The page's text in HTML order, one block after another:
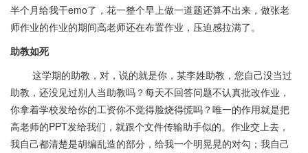
半个月给我干emo了，花一整个早上做一道题还算不出来，做张老
师作业的作业的期间高老师还在布置作业，压迫感拉满了。
助教如死
这学期的助教，对，说的就是你，某李姓助教，您自己没当过
助教，还没见过别人当助教吗？每天不回答问题不认真批改作业，
你拿着学校发给你的工资你不觉得脸烧得慌吗？唯一的作用就是把
高老师的PPT发给我们，就跟个文件传输助手似的。作业交上去，
我自己都清楚是胡编乱造的部分，给我一个明晃晃的对勾；我自己